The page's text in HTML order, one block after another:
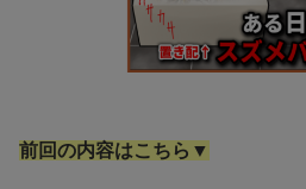
前回の内容はこちら▼